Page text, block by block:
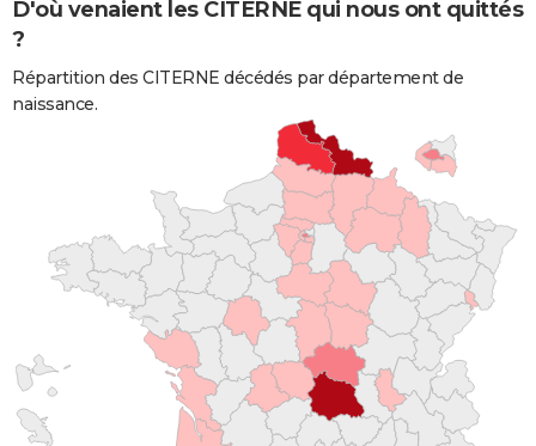
D'où venaient les CITERNE qui nous ont quittés
?
Répartition des CITERNE décédés par département de
naissance.